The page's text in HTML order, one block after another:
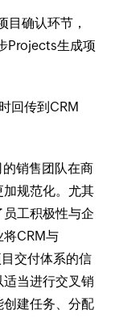
目确认环节，
Projects生成项
回传到CRM
的销售团队在商
规范化。尤其
工积极性与企
将CRM与
交付体系的信
当进行交叉销
建任务、分配